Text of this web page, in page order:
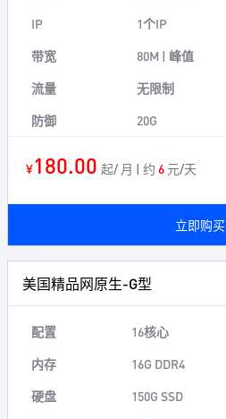
IP
1个IP
带宽
80M | 峰值
流量
无限制
防御
20G
¥180.00 起/ 月 | 约 6元/天
立即购买
美国精品网原生-G型
配置 16核心
内存
16G DDR4
硬盘
150G SSD